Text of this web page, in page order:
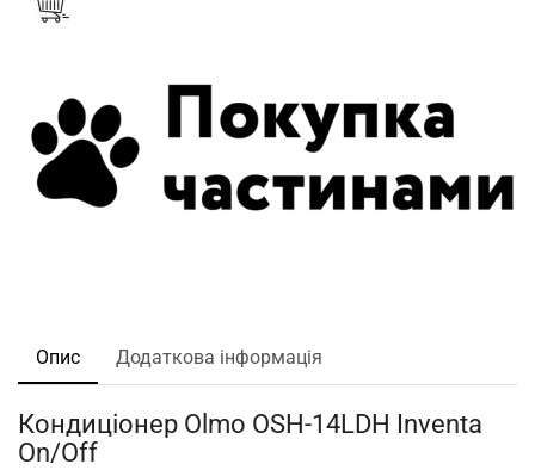
Опис Додаткова інформація
Кондиціонер Olmo OSH-14LDH Inventa
On/Off